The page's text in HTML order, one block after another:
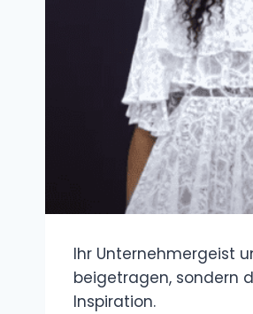
Ihr Unternehmergeist
beigetragen, sondern
Inspiration.